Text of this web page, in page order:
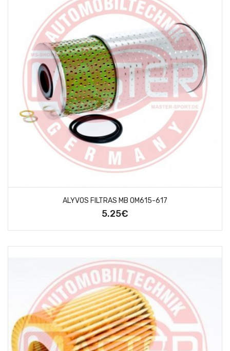
ALYVOS FILTRAS MB OM615-617
5.25€